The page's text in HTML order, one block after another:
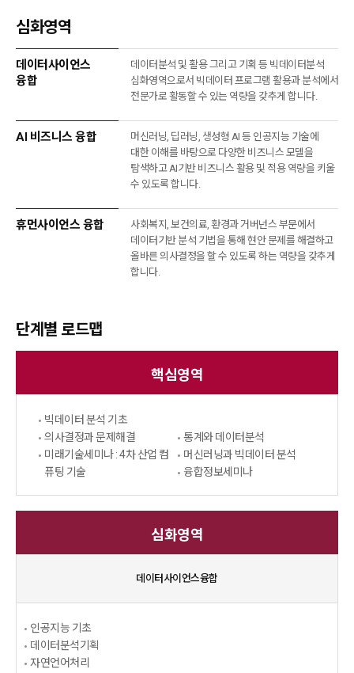
심화영역
데이터사이언스
융합
데이터분석 및 활용 그리고 기획 등 빅데이터분석
심화영역으로서 빅데이터 프로그램 활용과 분석에서
전문가로 활동할 수 있는 역량을 갖추게 합니다.
AI 비즈니스 융합
머신러닝, 딥러닝, 생성형 AI 등 인공지능 기술에
대한 이해를 바탕으로 다양한 비즈니스 모델을
탐색하고 AI기반 비즈니스 활용 및 적용 역량을 키울
수 있도록 합니다.
휴먼사이언스 융합
사회복지, 보건의료, 환경과 거버넌스 부문에서
데이터기반 분석 기법을 통해 현안 문제를 해결하고
올바른 의사결정을 할 수 있도록 하는 역량을 갖추게
합니다.
단계별 로드맵
핵심영역
빅데이터 분석 기초
의사결정과 문제해결
미래기술세미나 : 4차 산업 컴
퓨팅 기술
통계와 데이터분석
머신러닝과 빅데이터 분석
융합정보세미나
심화영역
데이터사이언스융합
인공지능 기초
데이터분석기획
자연언어처리